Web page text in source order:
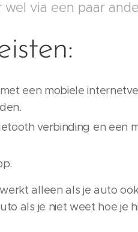
wel via een paar
een mobiele
verbinding en een
alleen als je auto
als je niet weet hoe je